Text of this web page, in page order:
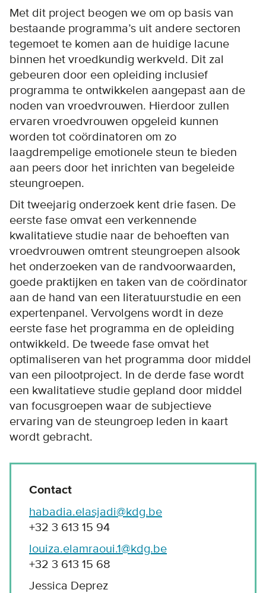
Met dit project beogen we om op basis van
bestaande programma’s uit andere sectoren
tegemoet te komen aan de huidige lacune
binnen het vroedkundig werkveld. Dit zal
gebeuren door een opleiding inclusief
programma te ontwikkelen aangepast aan de
noden van vroedvrouwen. Hierdoor zullen
ervaren vroedvrouwen opgeleid kunnen
worden tot coördinatoren om zo
laagdrempelige emotionele steun te bieden
aan peers door het inrichten van begeleide
steungroepen.
Dit tweejarig onderzoek kent drie fasen. De
eerste fase omvat een verkennende
kwalitatieve studie naar de behoeften van
vroedvrouwen omtrent steungroepen alsook
het onderzoeken van de randvoorwaarden,
goede praktijken en taken van de coördinator
aan de hand van een literatuurstudie en een
expertenpanel. Vervolgens wordt in deze
eerste fase het programma en de opleiding
ontwikkeld. De tweede fase omvat het
optimaliseren van het programma door middel
van een pilootproject. In de derde fase wordt
een kwalitatieve studie gepland door middel
van focusgroepen waar de subjectieve
ervaring van de steungroep leden in kaart
wordt gebracht.
Contact
habadia.elasjadi@kdg.be
+32 3 613 15 94
louiza.elamraoui.1@kdg.be
+32 3 613 15 68
Jessica Deprez